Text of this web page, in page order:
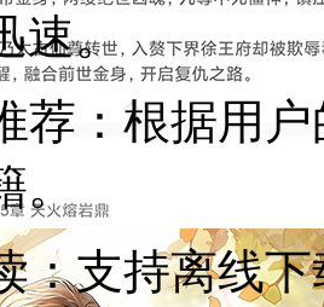
速。
荐：根据用
：支持离线